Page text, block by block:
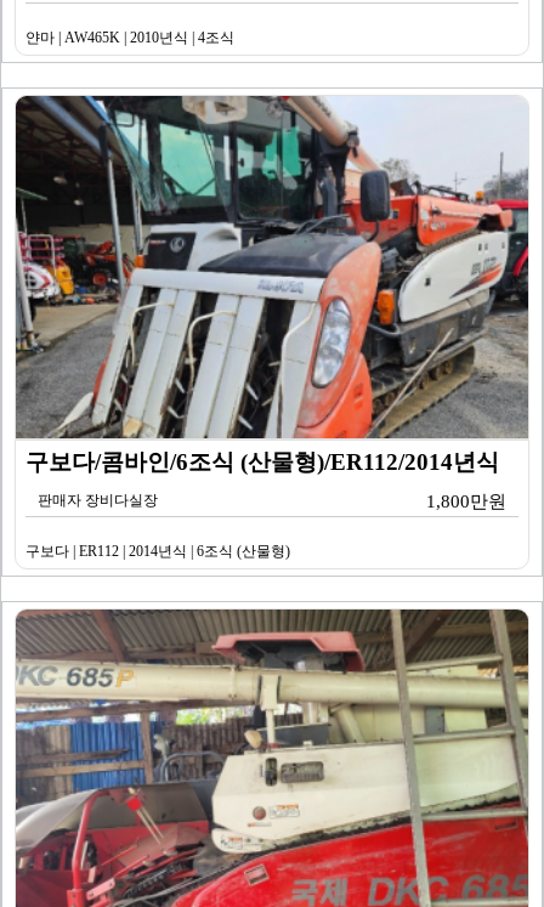
얀마 | AW465K | 2010년식 | 4조식
구보다/콤바인/6조식 (산물형)/ER112/2014년식
판매자 장비다실장 1,800만원
구보다 | ER112 | 2014년식 | 6조식 (산물형)